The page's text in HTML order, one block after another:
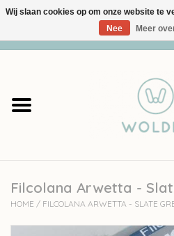
Garens
Accessoires
workshops
Filcolana Arwetta -
HOME / FILCOLANA ARWETTA - SLATE
Wij slaan cookies op om onze website te
Nee
Meer